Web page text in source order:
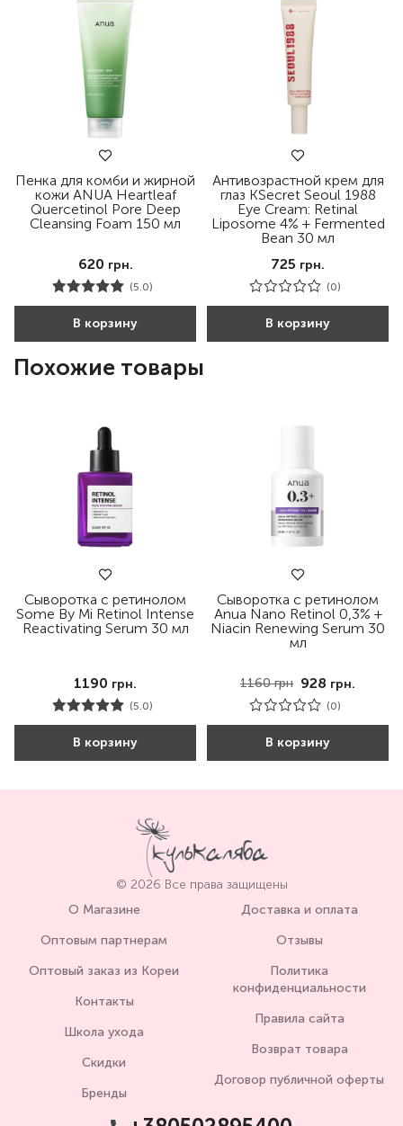
Пенка для комби и жирной
кожи ANUA Heartleaf
Quercetinol Pore Deep
Cleansing Foam 150 мл
620 грн.
(5.0)
В корзину
Антивозрастной крем для
глаз KSecret Seoul 1988
Eye Cream: Retinal
Liposome 4% + Fermented
Bean 30 мл
725 грн.
(0)
В корзину
Похожие товары
Сыворотка с ретинолом
Some By Mi Retinol Intense
Reactivating Serum 30 мл
1190 грн.
(5.0)
В корзину
Сыворотка с ретинолом
Anua Nano Retinol 0,3% +
Niacin Renewing Serum 30
мл
1160грн 928 грн.
(0)
В корзину
© 2026 Все права защищены
О Магазине
Оптовым партнерам
Оптовый заказ из Кореи
Контакты
Школа ухода
Скидки
Бренды
Доставка и оплата
Отзывы
Политика
конфиденциальности
Правила сайта
Возврат товара
Договор публичной оферты